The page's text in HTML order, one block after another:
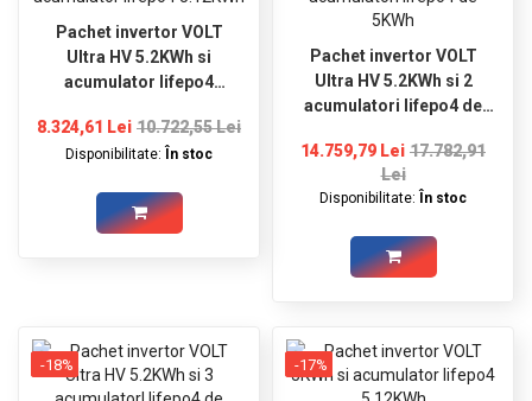
ECHIPAMENTE
ELECTRICE
ECHIPAMENTE
Pachet invertor VOLT
Ultra HV 5.2KWh si
acumulator lifepo4
8.324,61 Lei 10.722,55 Lei
Disponibilitate: În stoc
Pachet invertor VOLT
Ultra HV 5.2KWh si 2
acumulatori lifepo4 de
14.759,79 Lei 17.782,91
Lei
Disponibilitate: În stoc
-18% -17%